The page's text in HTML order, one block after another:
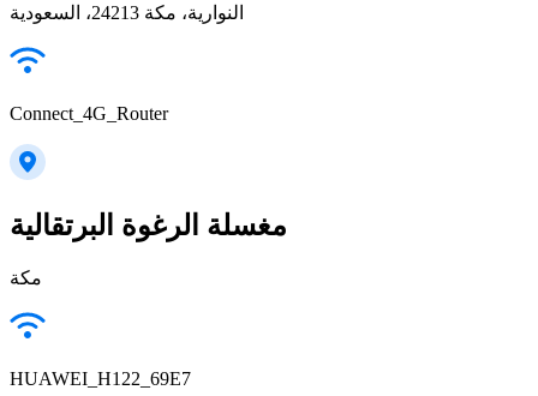
النوارية، مكة 24213، السعودية
Connect_4G_Router
مغسلة الرغوة البرتقالية
مكة
HUAWEI_H122_69E7